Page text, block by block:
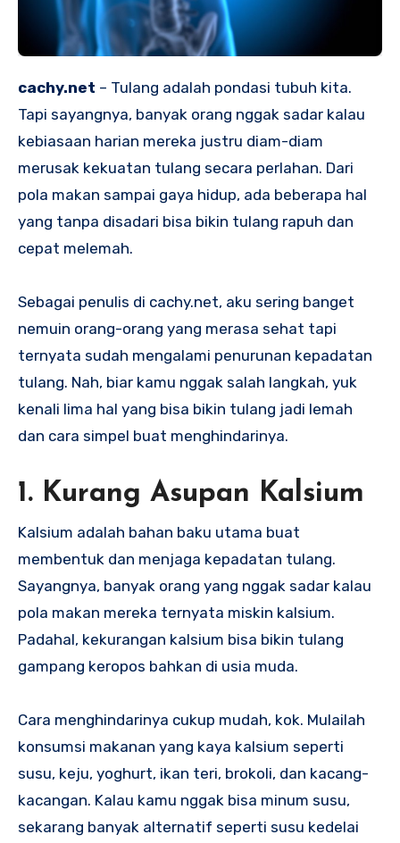
cachy.net – Tulang adalah pondasi tubuh kita.
Tapi sayangnya, banyak orang nggak sadar kalau
kebiasaan harian mereka justru diam-diam
merusak kekuatan tulang secara perlahan. Dari
pola makan sampai gaya hidup, ada beberapa hal
yang tanpa disadari bisa bikin tulang rapuh dan
cepat melemah.
Sebagai penulis di cachy.net, aku sering banget
nemuin orang-orang yang merasa sehat tapi
ternyata sudah mengalami penurunan kepadatan
tulang. Nah, biar kamu nggak salah langkah, yuk
kenali lima hal yang bisa bikin tulang jadi lemah
dan cara simpel buat menghindarinya.
1. Kurang Asupan Kalsium
Kalsium adalah bahan baku utama buat
membentuk dan menjaga kepadatan tulang.
Sayangnya, banyak orang yang nggak sadar kalau
pola makan mereka ternyata miskin kalsium.
Padahal, kekurangan kalsium bisa bikin tulang
gampang keropos bahkan di usia muda.
Cara menghindarinya cukup mudah, kok. Mulailah
konsumsi makanan yang kaya kalsium seperti
susu, keju, yoghurt, ikan teri, brokoli, dan kacang-
kacangan. Kalau kamu nggak bisa minum susu,
sekarang banyak alternatif seperti susu kedelai